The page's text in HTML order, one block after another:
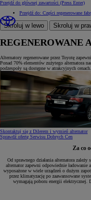
Przejdź do głównej zawartości (Press Enter)
Przejdź do: Części regenerowane
Skroluj w lewo Skroluj w
REGENEROWANE
Alternatory regenerowane przez Toyotę
Ponad 70% elementów zużytego alternatora
podzespoły są dostępne w atrakcyjnych cenach.
Skontaktuj się z Dilerem i wymień alternator
Sprawdź ofertę Serwisu Dobrych Cen
Za co
Od sprawnego działania alternatora
alternator zapewni odpowiednie ładowanie
wyposażone w wiele urządzeń o dużym
przez klimatyzację po zaawansowane
wymagają poboru energii elektrycznej.